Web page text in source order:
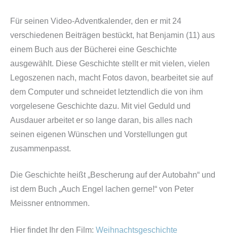
Für seinen Video-Adventkalender, den er mit 24
verschiedenen Beiträgen bestückt, hat Benjamin (11) aus
einem Buch aus der Bücherei eine Geschichte
ausgewählt. Diese Geschichte stellt er mit vielen, vielen
Legoszenen nach, macht Fotos davon, bearbeitet sie auf
dem Computer und schneidet letztendlich die von ihm
vorgelesene Geschichte dazu. Mit viel Geduld und
Ausdauer arbeitet er so lange daran, bis alles nach
seinen eigenen Wünschen und Vorstellungen gut
zusammenpasst.
Die Geschichte heißt „Bescherung auf der Autobahn“ und
ist dem Buch „Auch Engel lachen gerne!“ von Peter
Meissner entnommen.
Hier findet Ihr den Film: Weihnachtsgeschichte